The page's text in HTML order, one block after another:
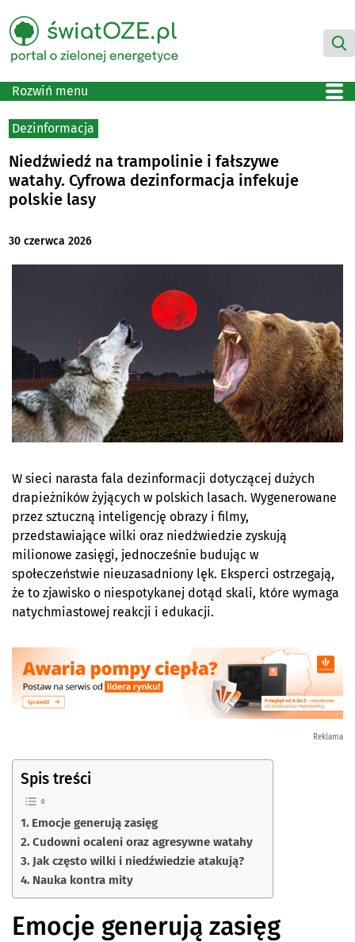
Rozwiń menu
Dezinformacja
Niedźwiedź na trampolinie i fałszywe
watahy. Cyfrowa dezinformacja infekuje
polskie lasy
30 czerwca 2026
W sieci narasta fala dezinformacji dotyczącej dużych
drapieżników żyjących w polskich lasach. Wygenerowane
przez sztuczną inteligencję obrazy i filmy,
przedstawiające wilki oraz niedźwiedzie zyskują
milionowe zasięgi, jednocześnie budując w
społeczeństwie nieuzasadniony lęk. Eksperci ostrzegają,
że to zjawisko o niespotykanej dotąd skali, które wymaga
natychmiastowej reakcji i edukacji.
Reklama
Spis treści
Emocje generują zasięg
Cudowni ocaleni oraz agresywne watahy
Jak często wilki i niedźwiedzie atakują?
Nauka kontra mity
Emocje generują zasięg